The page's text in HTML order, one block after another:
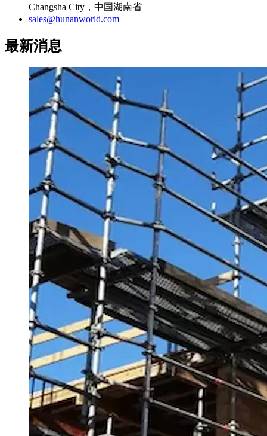
Changsha City，中国湖南省
sales@hunanworld.com
最新消息